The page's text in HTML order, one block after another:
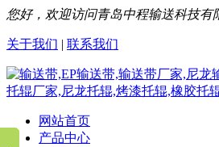
您好，欢迎访问青岛中程输送科技有
关于我们 | 联系我们
网站首页
产品中心